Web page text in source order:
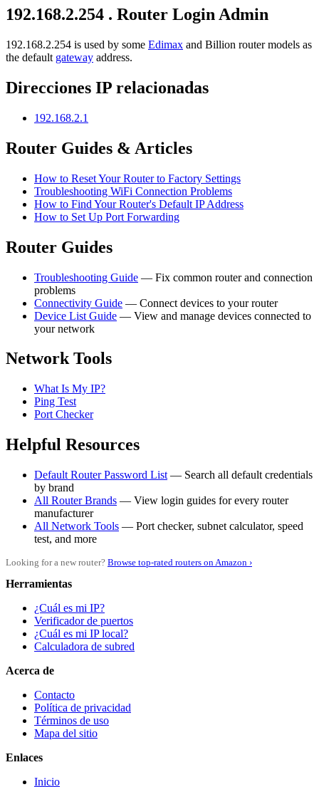
192.168.2.254 . Router Login Admin
192.168.2.254 is used by some Edimax and Billion router models as
the default gateway address.
Direcciones IP relacionadas
192.168.2.1
Router Guides & Articles
How to Reset Your Router to Factory Settings
Troubleshooting WiFi Connection Problems
How to Find Your Router's Default IP Address
How to Set Up Port Forwarding
Router Guides
Troubleshooting Guide — Fix common router and connection
problems
Connectivity Guide — Connect devices to your router
Device List Guide — View and manage devices connected to
your network
Network Tools
What Is My IP?
Ping Test
Port Checker
Helpful Resources
Default Router Password List — Search all default credentials
by brand
All Router Brands — View login guides for every router
manufacturer
All Network Tools — Port checker, subnet calculator, speed
test, and more
Looking for a new router? Browse top-rated routers on Amazon ›
Herramientas
¿Cuál es mi IP?
Verificador de puertos
¿Cuál es mi IP local?
Calculadora de subred
Acerca de
Contacto
Política de privacidad
Términos de uso
Mapa del sitio
Enlaces
Inicio